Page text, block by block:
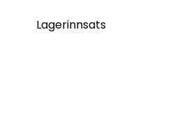
Lagerinnsats